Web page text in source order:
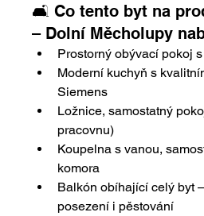
🛋️ Co tento byt na
– Dolní Měcholupy
Prostorný obývací pokoj
Moderní kuchyň s
Siemens
Ložnice, samostatný
pracovnu)
Koupelna s vanou,
komora
Balkón obíhající celý byt
posezení i pěstování